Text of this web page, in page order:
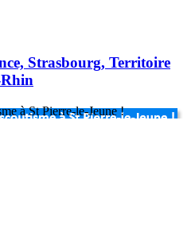
Strasbourg, Territoire
à St Pierre-le-Jeune !